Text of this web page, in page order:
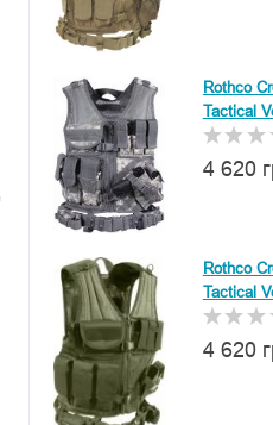
Rothco
Tactical
4 620
Rothco
Tactical
4 620